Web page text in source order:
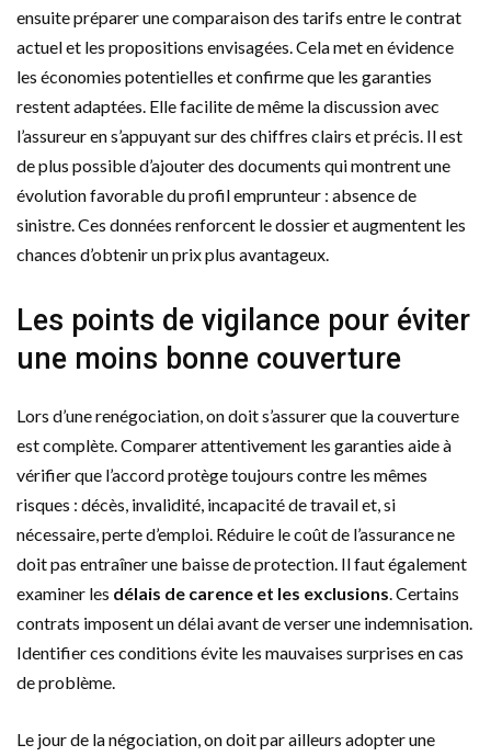
ensuite préparer une comparaison des tarifs entre le contrat
actuel et les propositions envisagées. Cela met en évidence
les économies potentielles et confirme que les garanties
restent adaptées. Elle facilite de même la discussion avec
l’assureur en s’appuyant sur des chiffres clairs et précis. Il est
de plus possible d’ajouter des documents qui montrent une
évolution favorable du profil emprunteur : absence de
sinistre. Ces données renforcent le dossier et augmentent les
chances d’obtenir un prix plus avantageux.
Les points de vigilance pour éviter
une moins bonne couverture
Lors d’une renégociation, on doit s’assurer que la couverture
est complète. Comparer attentivement les garanties aide à
vérifier que l’accord protège toujours contre les mêmes
risques : décès, invalidité, incapacité de travail et, si
nécessaire, perte d’emploi. Réduire le coût de l’assurance ne
doit pas entraîner une baisse de protection. Il faut également
examiner les délais de carence et les exclusions . Certains
contrats imposent un délai avant de verser une indemnisation.
Identifier ces conditions évite les mauvaises surprises en cas
de problème.
Le jour de la négociation, on doit par ailleurs adopter une